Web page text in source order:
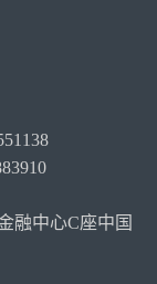
融中心C座中国